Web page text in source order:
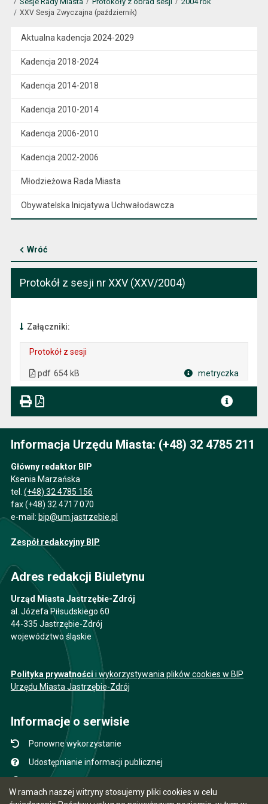
W ramach naszej witryny stosujemy pliki cookies w celu
XXV Sesja Zwyczajna (październik)
Aktualna kadencja 2024-2029
Kadencja 2018-2024
Kadencja 2014-2018
Kadencja 2010-2014
Kadencja 2006-2010
Kadencja 2002-2006
Młodzieżowa Rada Miasta
Obywatelska Inicjatywa Uchwałodawcza
Wróć
Protokół z sesji nr XXV (XXV/2004)
Załączniki:
Protokół z sesji
pdf 654 kB metryczka
Informacja Urzędu Miasta: (+48) 32 4785 211
Główny redaktor BIP
Ksenia Marzańska
tel. (+48) 32 4785 156
fax (+48) 32 4717 070
e-mail: bip@um.jastrzebie.pl
Zespół redakcyjny BIP
Adres redakcji Biuletynu
Urząd Miasta Jastrzębie-Zdrój
al. Józefa Piłsudskiego 60
44-335 Jastrzębie-Zdrój
województwo śląskie
Polityka prywatności i wykorzystywania plików cookies w BIP
Urzędu Miasta Jastrzębie-Zdrój
Informacje o serwisie
Ponowne wykorzystanie
Udostępnianie informacji publicznej
Instrukcja obsługi